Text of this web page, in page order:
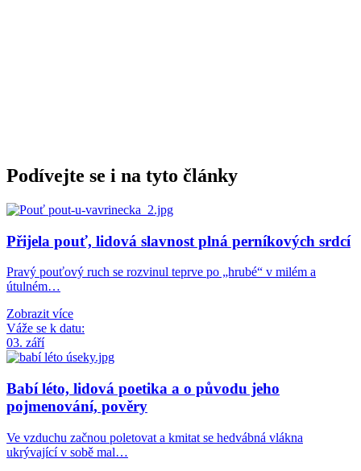
Podívejte se i na tyto články
Přijela pouť, lidová slavnost plná perníkových srdcí
Pravý pouťový ruch se rozvinul teprve po „hrubé“ v milém a
útulném…
Zobrazit více
Váže se k datu:
03. září
Babí léto, lidová poetika a o původu jeho
pojmenování, pověry
Ve vzduchu začnou poletovat a kmitat se hedvábná vlákna
ukrývající v sobě mal…